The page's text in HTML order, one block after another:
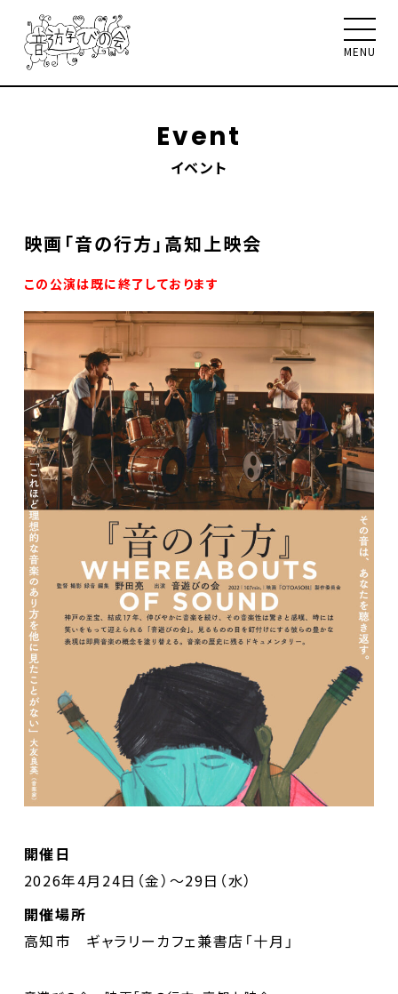
MENU
Select Language
音遊びの会について
聴く、見る、読む
メンバー
お問合せ
Event
イベント
映画「音の行方」高知上映会
この公演は既に終了しております
開催日
2026年4月24日（金）～29日（水）
開催場所
高知市 ギャラリーカフェ兼書店「十月」